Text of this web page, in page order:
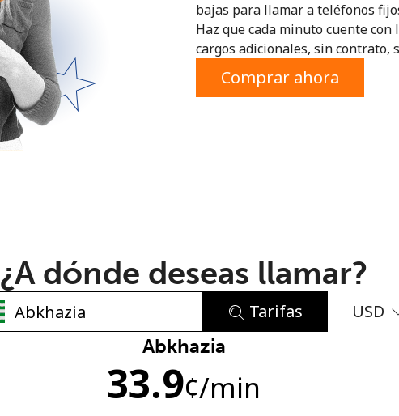
No se ha creado una contraseña
Mínimo 8 caracteres
Una letra mayúscula y una minúscula
bajas para llamar a teléfonos
Haz que cada minuto cuente
cargos adicionales, sin contrato,
Comprar ahora
¿A dónde deseas llamar?
Tarifas USD
Abkhazia
33.9¢/min